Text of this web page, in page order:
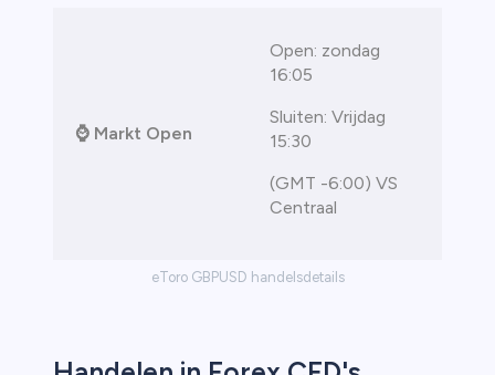
eToro GBPUSD handelsdetails
⌚ Markt Open
Open: zondag
16:05
Sluiten: Vrijdag
15:30
(GMT -6:00) VS
Centraal